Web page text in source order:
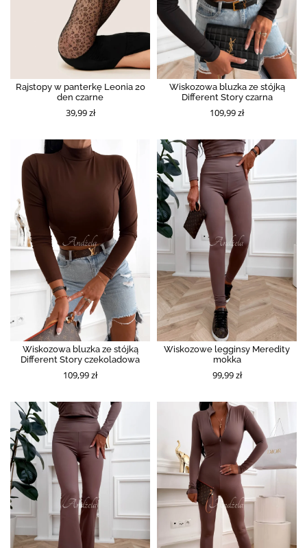
Rajstopy w panterkę Leonia 20
den czarne
39,99 zł
Wiskozowa bluzka ze stójką
Different Story czarna
109,99 zł
Wiskozowa bluzka ze stójką
Different Story czekoladowa
109,99 zł
Wiskozowe legginsy Meredity
mokka
99,99 zł